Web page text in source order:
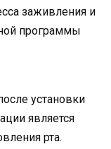
заживления и
программы
установки
является
рта.